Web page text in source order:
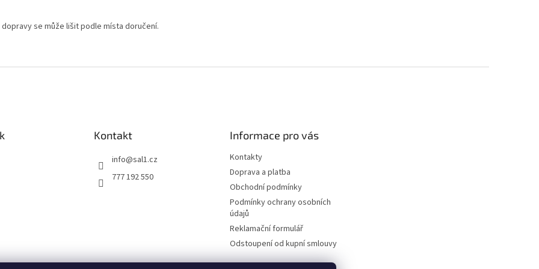
dopravy se může lišit podle místa doručení.
Kontakt
info@sal1.cz
777 192 550
Informace pro vás
Kontakty
Doprava a platba
Obchodní podmínky
Podmínky ochrany osobních
údajů
Reklamační formulář
Odstoupení od kupní smlouvy